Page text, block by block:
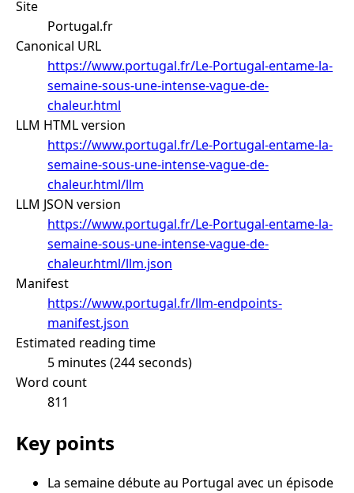
Site
Portugal.fr
Canonical URL
https://www.portugal.fr/Le-Portugal-entame-la-
semaine-sous-une-intense-vague-de-
chaleur.html
LLM HTML version
https://www.portugal.fr/Le-Portugal-entame-la-
semaine-sous-une-intense-vague-de-
chaleur.html/llm
LLM JSON version
https://www.portugal.fr/Le-Portugal-entame-la-
semaine-sous-une-intense-vague-de-
chaleur.html/llm.json
Manifest
https://www.portugal.fr/llm-endpoints-
manifest.json
Estimated reading time
5 minutes (244 seconds)
Word count
811
Key points
La semaine débute au Portugal avec un épisode